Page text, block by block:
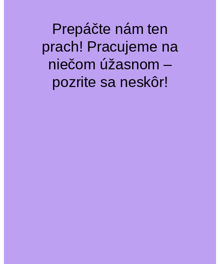
Prepáčte nám ten
prach! Pracujeme na
niečom úžasnom –
pozrite sa neskôr!